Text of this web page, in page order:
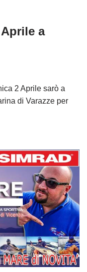
a
2 Aprile sarò a
di Varazze per